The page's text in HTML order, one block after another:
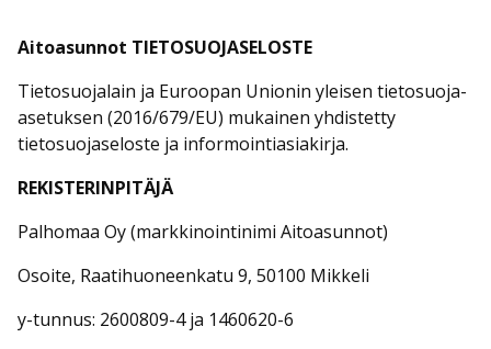
Aitoasunnot TIETOSUOJASELOSTE
Tietosuojalain ja Euroopan Unionin yleisen tietosuoja-
asetuksen (2016/679/EU) mukainen yhdistetty
tietosuojaseloste ja informointiasiakirja.
REKISTERINPITÄJÄ
Palhomaa Oy (markkinointinimi Aitoasunnot)
Osoite, Raatihuoneenkatu 9, 50100 Mikkeli
y-tunnus: 2600809-4 ja 1460620-6